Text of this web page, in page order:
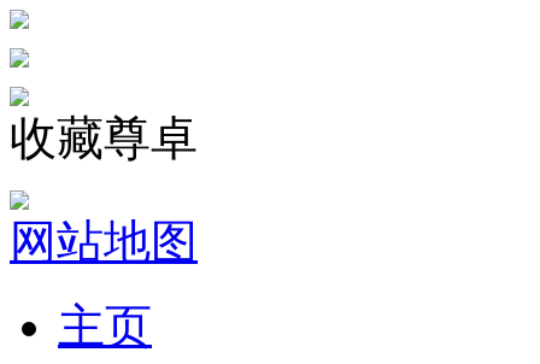
收藏尊卓
网站地图
主页